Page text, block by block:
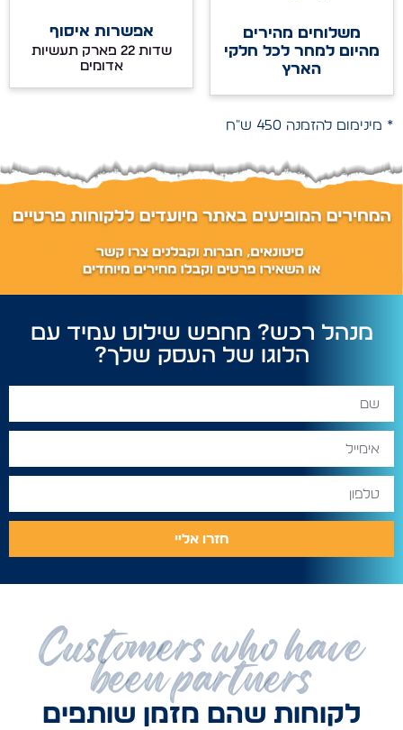
משלוחים מהירים
מהיום למחר לכל חלקי
הארץ
אפשרות איסוף
שדות 22 פארק תעשיות
אדומים
* מינימום להזמנה 450 ש"ח
מנהל רכש? מחפש שילוט עמיד עם
הלוגו של העסק שלך?
חזרו אליי
Customers who have
been partners
לקוחות שהם מזמן שותפים